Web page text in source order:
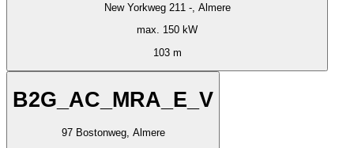
New Yorkweg 211 -, Almere
max. 150 kW
103 m
B2G_AC_MRA_E_V
97 Bostonweg, Almere